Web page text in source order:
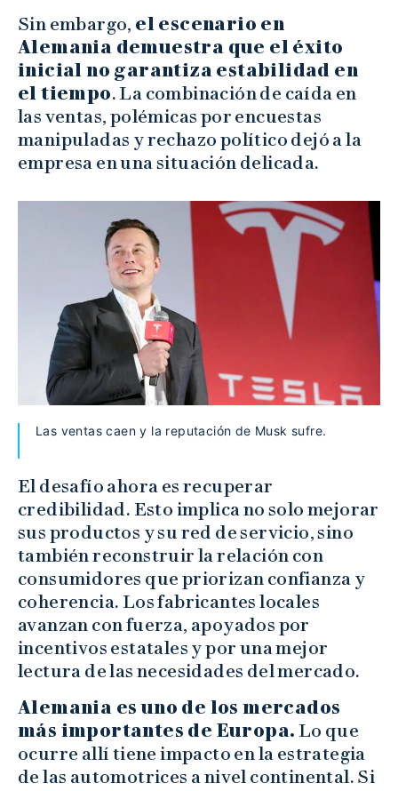
Sin embargo, el escenario en
Alemania demuestra que el éxito
inicial no garantiza estabilidad en
el tiempo. La combinación de caída en
las ventas, polémicas por encuestas
manipuladas y rechazo político dejó a la
empresa en una situación delicada.
Las ventas caen y la reputación de Musk sufre.
El desafío ahora es recuperar
credibilidad. Esto implica no solo mejorar
sus productos y su red de servicio, sino
también reconstruir la relación con
consumidores que priorizan confianza y
coherencia. Los fabricantes locales
avanzan con fuerza, apoyados por
incentivos estatales y por una mejor
lectura de las necesidades del mercado.
Alemania es uno de los mercados
más importantes de Europa. Lo que
ocurre allí tiene impacto en la estrategia
de las automotrices a nivel continental. Si